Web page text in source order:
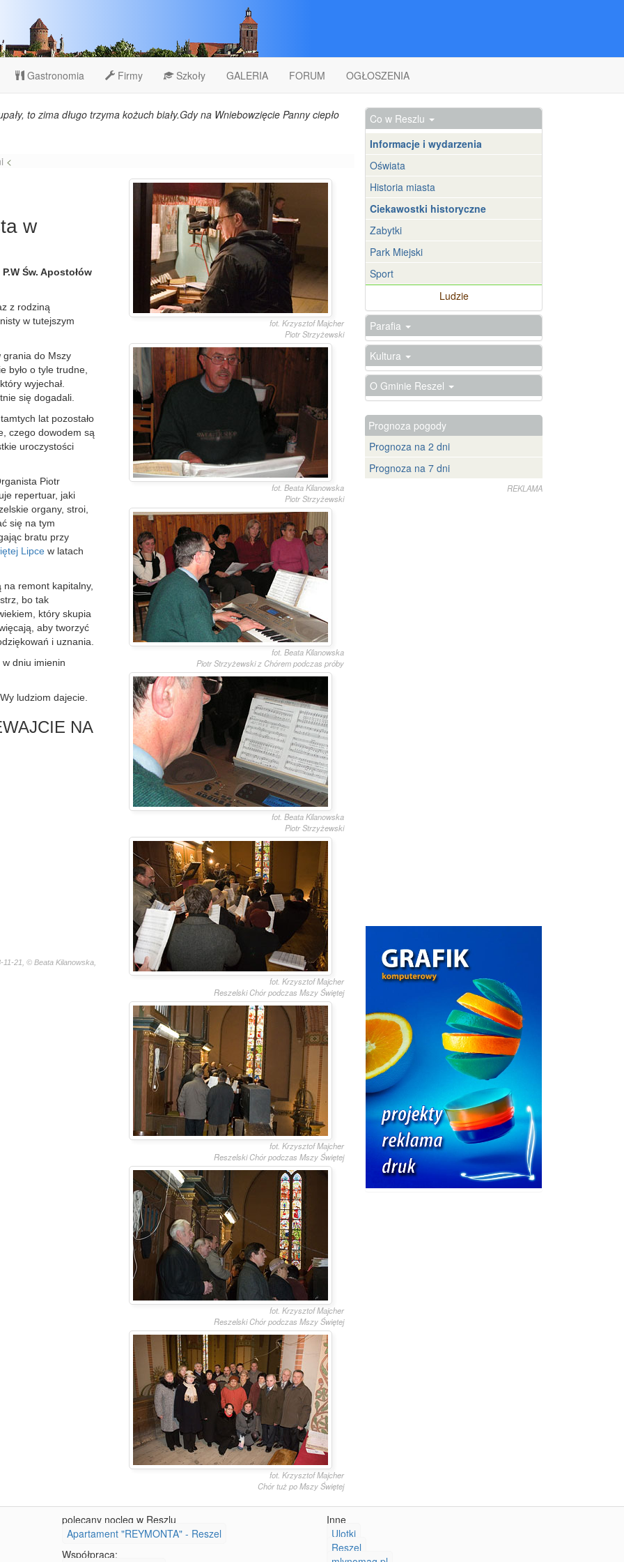
Gastronomia Firmy Szkoły GALERIA FORUM OGŁOSZENIA
to zima długo trzyma kożuch biały.Gdy na Wniebowzięcie Panny ciepło
<
w
Św. Apostołów
z rodziną
w tutejszym
grania do Mszy
było o tyle trudne,
wyjechał.
się dogadali.
lat pozostało
czego dowodem są
uroczystości
Piotr
repertuar, jaki
organy, stroi,
się na tym
bratu przy
Lipce w latach
remont kapitalny,
bo tak
który skupia
aby tworzyć
i uznania.
dniu imienin
ludziom dajecie.
NA
11-21, © Beata Kilanowska,
fot. Krzysztof Majcher
Piotr Strzyżewski
fot. Beata Kilanowska
Piotr Strzyżewski
fot. Beata Kilanowska
Piotr Strzyżewski z Chórem podczas próby
fot. Beata Kilanowska
Piotr Strzyżewski
fot. Krzysztof Majcher
Reszelski Chór podczas Mszy Świętej
fot. Krzysztof Majcher
Reszelski Chór podczas Mszy Świętej
fot. Krzysztof Majcher
Reszelski Chór podczas Mszy Świętej
fot. Krzysztof Majcher
Chór tuż po Mszy Świętej
Co w Reszlu
Informacje i wydarzenia
Oświata
Historia miasta
Ciekawostki historyczne
Zabytki
Park Miejski
Sport
Ludzie
Parafia
Kultura
O Gminie Reszel
Prognoza pogody
Prognoza na 2 dni
Prognoza na 7 dni
REKLAMA
polecany nocleg w Reszlu
Apartament "REYMONTA" - Reszel
Współpraca:
Inne
Ulotki
Reszel